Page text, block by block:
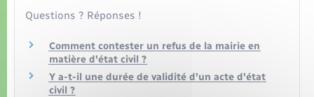
Voirie et espace public
Questions ? Réponses !
Comment contester un refus de la mairie en
matière d'état civil ?
Y a-t-il une durée de validité d'un acte d'état
civil ?